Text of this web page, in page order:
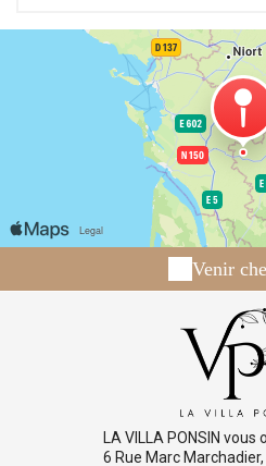
Venir
LA VILLA PONSIN vous
6 Rue Marc Marchadier,